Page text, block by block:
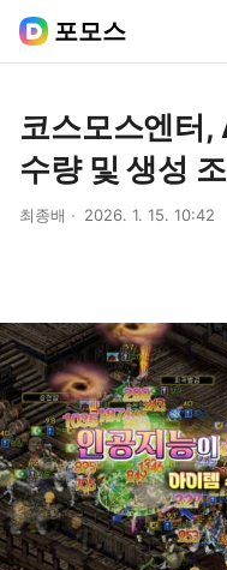
포모스
코스모스엔터,
수량 및 생성
최종배 2026. 1. 15. 10:42